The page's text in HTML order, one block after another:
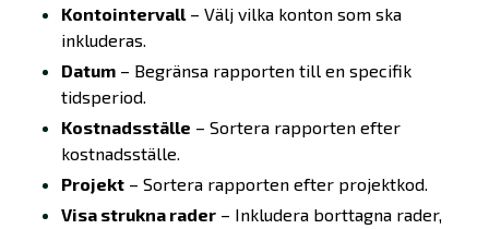
Kontointervall– Välj vilka konton som ska
inkluderas.
Datum – Begränsa rapporten till en specifik
tidsperiod.
Kostnadsställe – Sortera rapporten efter
kostnadsställe.
Projekt – Sortera rapporten efter projektkod.
Visa strukna rader – Inkludera borttagna rader,